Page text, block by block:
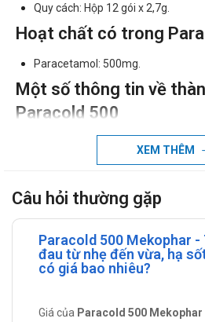
Quy cách: Hộp 12 gói x 2,7g.
Hoạt chất có trong
Paracetamol: 500mg.
Một số thông tin về
Paracold 500
Paracetamol (hay còn gọi là
tác dụng giảm đau và hạ sốt.
Paracetamol lại không có tác dụng
hợp đau và sốt từ nhẹ đến vừa
đau lưng, đau răng, hạ sốt...
hơn như viêm sưng khớp cơ thì
XEM THÊM
Câu hỏi thường gặp
Paracold 500 Mekophar -
đau từ nhẹ đến vừa, hạ
có giá bao nhiêu?
Giá của Paracold 500